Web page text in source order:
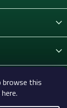
browse this